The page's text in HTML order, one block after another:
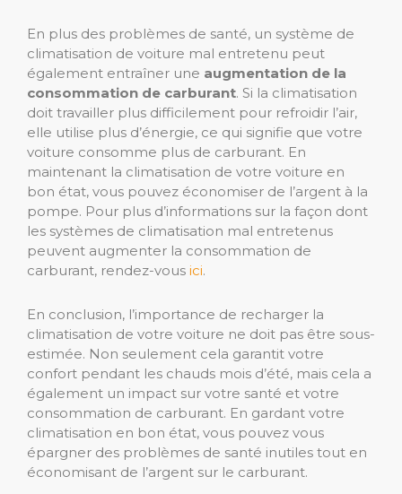
En plus des problèmes de santé, un système de
climatisation de voiture mal entretenu peut
également entraîner une augmentation de la
consommation de carburant. Si la climatisation
doit travailler plus difficilement pour refroidir l’air,
elle utilise plus d’énergie, ce qui signifie que votre
voiture consomme plus de carburant. En
maintenant la climatisation de votre voiture en
bon état, vous pouvez économiser de l’argent à la
pompe. Pour plus d’informations sur la façon dont
les systèmes de climatisation mal entretenus
peuvent augmenter la consommation de
carburant, rendez-vous ici.
En conclusion, l’importance de recharger la
climatisation de votre voiture ne doit pas être sous-
estimée. Non seulement cela garantit votre
confort pendant les chauds mois d’été, mais cela a
également un impact sur votre santé et votre
consommation de carburant. En gardant votre
climatisation en bon état, vous pouvez vous
épargner des problèmes de santé inutiles tout en
économisant de l’argent sur le carburant.